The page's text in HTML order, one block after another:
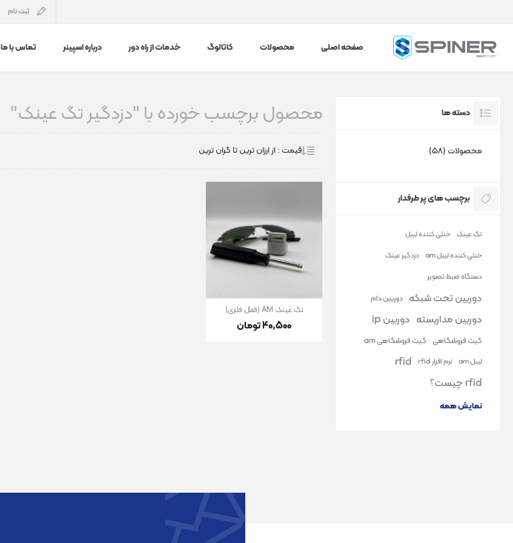
ثبت نام
صفحه اصلی محصولات کاتالوگ خدمات از راه دور درباره اسپینر تماس با ما
محصول برچسب خورده با "دزدگیر تگ عینک"
تگ عینک AM (قفل فلزی)
40٬500 تومان
دسته ها
محصولات (58)
برچسب های پر طرفدار
تگ عینک خنثی کننده لیبل
خنثی کننده لیبل am
دزدگیر عینک
دستگاه ضبط تصویر
دوربین تحت شبکه دوربین دام
دوربین مداربسته دوربین ip
گیت فروشگاهی گیت فروشگاهی am
لیبل am نرم افزار rfid
rfid
rfid چیست؟
نمایش همه